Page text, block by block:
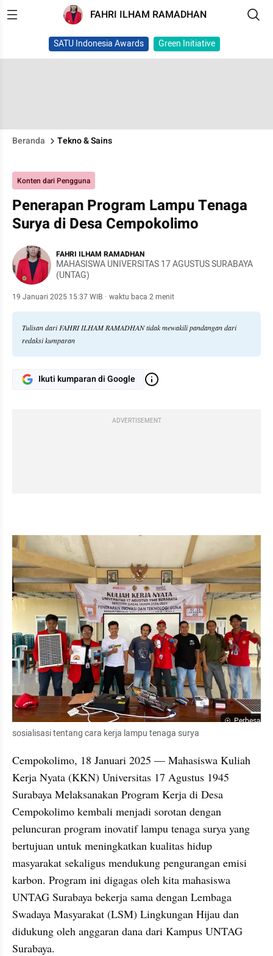
FAHRI ILHAM RAMADHAN
SATU Indonesia Awards Green Initiative
Beranda Tekno & Sains
Konten dari Pengguna
Penerapan Program Lampu Tenaga
Surya di Desa Cempokolimo
FAHRI ILHAM RAMADHAN
MAHASISWA UNIVERSITAS 17 AGUSTUS SURABAYA
(UNTAG)
19 Januari 2025 15:37 WIB · waktu baca 2 menit
Tulisan dari FAHRI ILHAM RAMADHAN tidak mewakili pandangan dari
redaksi kumparan
Ikuti kumparan di Google
ADVERTISEMENT
Perbesar
sosialisasi tentang cara kerja lampu tenaga surya
Cempokolimo, 18 Januari 2025 — Mahasiswa Kuliah
Kerja Nyata (KKN) Universitas 17 Agustus 1945
Surabaya Melaksanakan Program Kerja di Desa
Cempokolimo kembali menjadi sorotan dengan
peluncuran program inovatif lampu tenaga surya yang
bertujuan untuk meningkatkan kualitas hidup
masyarakat sekaligus mendukung pengurangan emisi
karbon. Program ini digagas oleh kita mahasiswa
UNTAG Surabaya bekerja sama dengan Lembaga
Swadaya Masyarakat (LSM) Lingkungan Hijau dan
didukung oleh anggaran dana dari Kampus UNTAG
Surabaya.